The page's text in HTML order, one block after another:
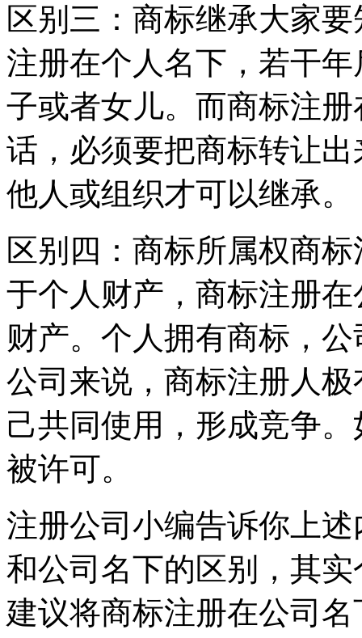
区别三：商标继承大家
注册在个人名下，若干
子或者女儿。而商标注
话，必须要把商标转让
他人或组织才可以继承。
区别四：商标所属权商
于个人财产，商标注册
财产。个人拥有商标，
公司来说，商标注册人
己共同使用，形成竞争
被许可。
注册公司小编告诉你上
和公司名下的区别，其
建议将商标注册在公司